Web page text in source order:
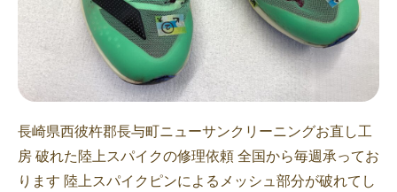
長崎県西彼杵郡長与町ニューサンクリーニングお直し工
房 破れた陸上スパイクの修理依頼 全国から毎週承ってお
ります 陸上スパイクピンによるメッシュ部分が破れてし